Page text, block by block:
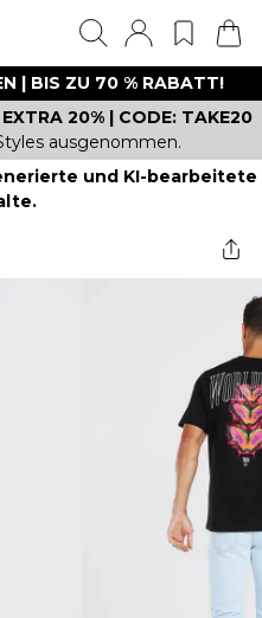
| BIS ZU 70 % RABATT!
20% | CODE: TAKE20
ausgenommen.
und KI-bearbeitete